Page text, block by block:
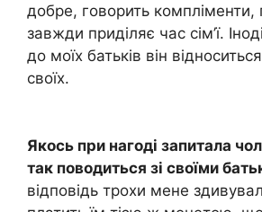
добре, говорить компліменти,
завжди приділяє час сім’ї.
до моїх батьків він
своїх.
Якось при нагоді запитала
так поводиться зі своїми
відповідь трохи мене